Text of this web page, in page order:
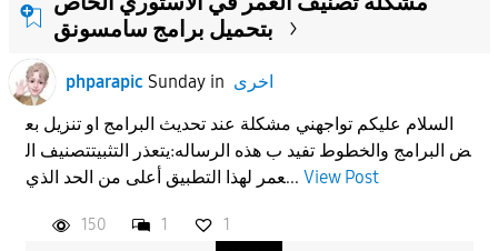
بتحميل برامج سامسونق
phparapic Sundayin اخرى
السلام عليكم تواجهني مشكلة عند تحديث البرامج او تنزيل بع
ض البرامج والخطوط تفيد ب هذه الرساله:يتعذر التثبيتتصنيف ال
عمر لهذا التطبيق أعلى من الحد الذي... View Post
150 1 1